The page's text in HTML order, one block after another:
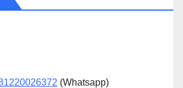
(Whatsapp)